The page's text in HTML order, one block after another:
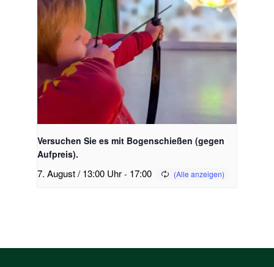
Versuchen Sie es mit Bogenschießen (gegen
Aufpreis).
7. August / 13:00 Uhr- 17:00